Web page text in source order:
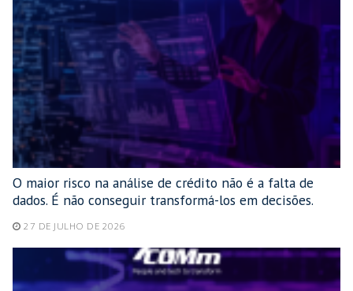
O maior risco na análise de crédito não é a falta de
dados. É não conseguir transformá-los em decisões.
27 DE JULHO DE 2026